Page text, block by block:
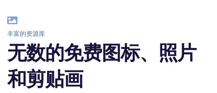
丰富的资源库
无数的免费图标、照片
和剪贴画